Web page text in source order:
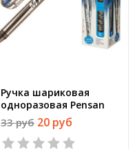
Ручка шариковая
одноразовая Pensan
My Tech синяя
(толщина линии 0.7
мм)
33 руб 20 руб